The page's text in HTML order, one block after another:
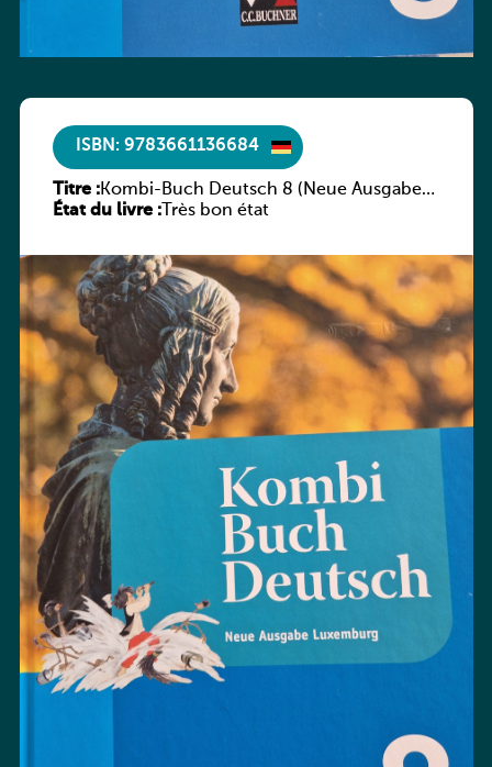
ISBN: 9783661136684
Titre :Kombi-Buch Deutsch 8 (Neue Ausgabe
Luxemburg)
État du livre :Très bon état